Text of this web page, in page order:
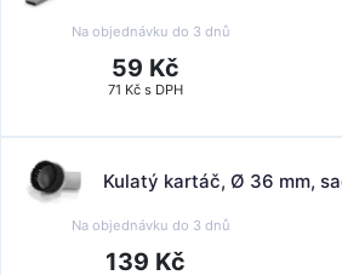
Na objednávku do 3 dnů
59 Kč
71 Kč s DPH
Kulatý kartáč, Ø 36 mm,
Na objednávku do 3 dnů
139 Kč